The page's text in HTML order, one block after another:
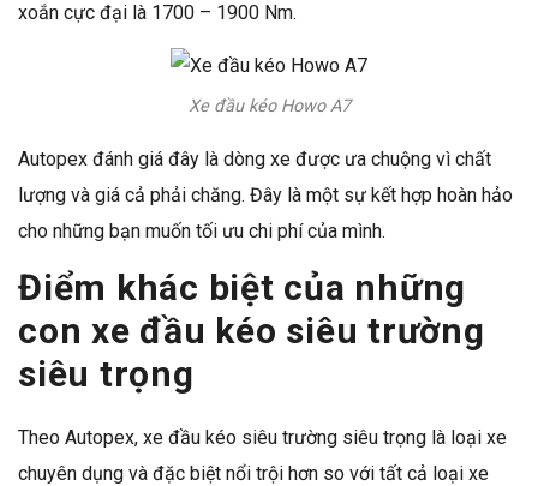
xoắn cực đại là 1700 – 1900 Nm.
Xe đầu kéo Howo A7
Autopex đánh giá đây là dòng xe được ưa chuộng vì chất
lượng và giá cả phải chăng. Đây là một sự kết hợp hoàn hảo
cho những bạn muốn tối ưu chi phí của mình.
Điểm khác biệt của những
con xe đầu kéo siêu trường
siêu trọng
Theo Autopex, xe đầu kéo siêu trường siêu trọng là loại xe
chuyên dụng và đặc biệt nổi trội hơn so với tất cả loại xe